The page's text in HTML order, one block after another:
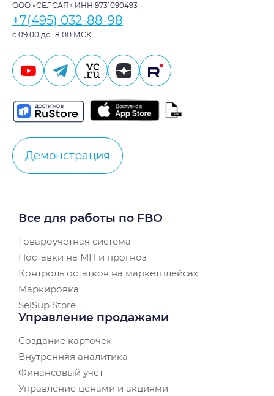
ООО «СЕЛСАП» ИНН 9731090493
+7(495) 032-88-98
с 09:00 до 18:00 МСК
Демонстрация
Все для работы по FBO
Товароучетная система
Поставки на МП и прогноз
Контроль остатков на маркетплейсах
Маркировка
SelSup Store
Управление продажами
Создание карточек
Внутренняя аналитика
Финансовый учет
Управление ценами и акциями